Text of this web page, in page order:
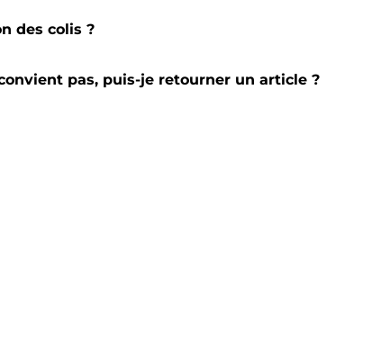
des colis ?
pas, puis-je retourner un article ?